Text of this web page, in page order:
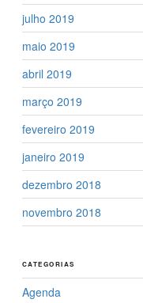
julho 2019
maio 2019
abril 2019
março 2019
fevereiro 2019
janeiro 2019
dezembro 2018
novembro 2018
CATEGORIAS
Agenda